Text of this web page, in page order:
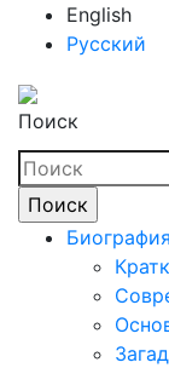
English
Русский
Поиск
Биография